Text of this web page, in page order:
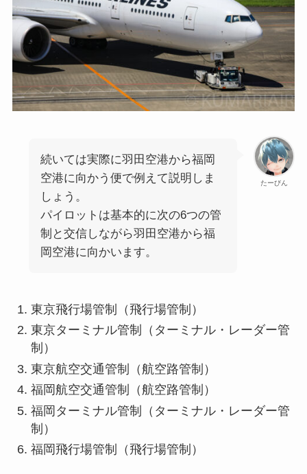
たーびん
続いては実際に羽田空港から福岡
空港に向かう便で例えて説明しま
しょう。
パイロットは基本的に次の6つの管
制と交信しながら羽田空港から福
岡空港に向かいます。
東京飛行場管制（飛行場管制）
東京ターミナル管制（ターミナル・レーダー管
制）
東京航空交通管制（航空路管制）
福岡航空交通管制（航空路管制）
福岡ターミナル管制（ターミナル・レーダー管
制）
福岡飛行場管制（飛行場管制）